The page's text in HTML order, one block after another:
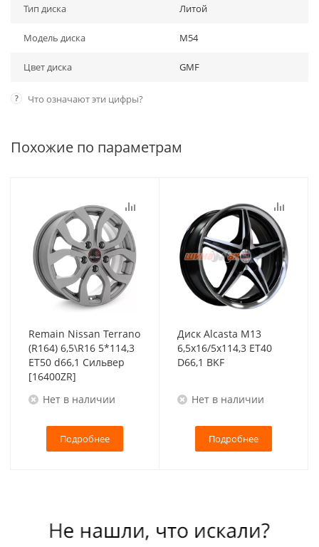
Тип диска Литой
Модель диска M54
Цвет диска GMF
? Что означают эти цифры?
Похожие по параметрам
Remain Nissan Terrano
(R164) 6,5\R16 5*114,3
ET50 d66,1 Сильвер
[16400ZR]
Нет в наличии
Подробнее
Диск Alcasta M13
6,5x16/5x114,3 ET40
D66,1 BKF
Нет в наличии
Подробнее